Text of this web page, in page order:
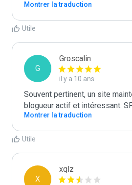
Montrer la traduction
Utile
G
Groscalin
il y a 10 ans
Souvent pertinent, un site
blogueur actif et intéressant.
Montrer la traduction
Utile
X
xqlz